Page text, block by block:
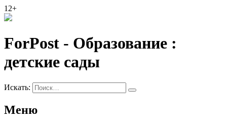
12+
ForPost - Образование :
детские сады
Искать:
Меню